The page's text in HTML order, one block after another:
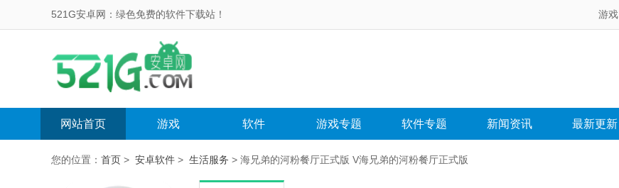
521G安卓网：绿色免费的软件下载站！ 游戏
网站首页 游戏 软件 游戏专题 软件专题 新闻资讯 最新更新
您的位置： 首页 > 安卓软件 > 生活服务 > 海兄弟的河粉餐厅正式版 V海兄弟的河粉餐厅正式版